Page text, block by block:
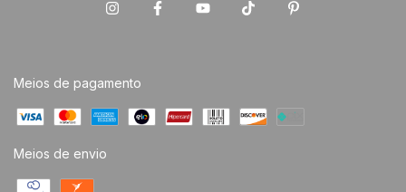
Meios de pagamento
Meios de envio